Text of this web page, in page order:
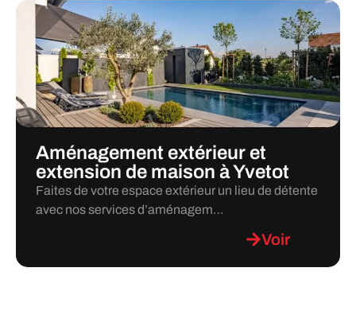
Aménagement extérieur et
extension de maison à Yvetot
Faites de votre espace extérieur un lieu de détente
avec nos services d’aménagem…
Voir